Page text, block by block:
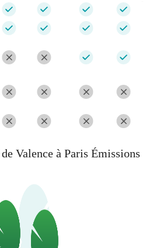
Valence à Paris Émissions